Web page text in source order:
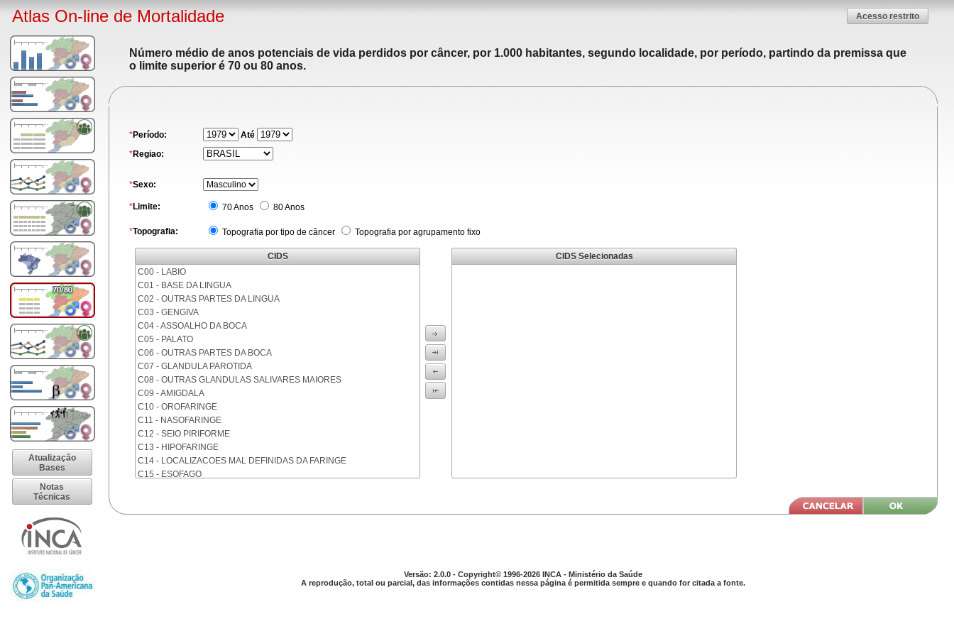
Atlas On-line de Mortalidade Acesso restrito
Atualização
Bases
Notas
Técnicas
Número médio de anos potenciais de vida perdidos por câncer, por 1.000 habitantes, segundo localidade, por período, partindo da premissa que
o limite superior é 70 ou 80 anos.
*Período:
Até
*Regiao:
*Sexo:
*Limite: 70 Anos 80 Anos
*Topografia: Topografia por tipo de câncer Topografia por agrupamento fixo
CIDS
C00 - LABIO
C01 - BASE DA LINGUA
C02 - OUTRAS PARTES DA LINGUA
C03 - GENGIVA
C04 - ASSOALHO DA BOCA
C05 - PALATO
C06 - OUTRAS PARTES DA BOCA
C07 - GLANDULA PAROTIDA
C08 - OUTRAS GLANDULAS SALIVARES MAIORES
C09 - AMIGDALA
C10 - OROFARINGE
C11 - NASOFARINGE
C12 - SEIO PIRIFORME
C13 - HIPOFARINGE
C14 - LOCALIZACOES MAL DEFINIDAS DA FARINGE
C15 - ESOFAGO
C18 - COLON
CIDS Selecionadas
Versão: 2.0.0 - Copyright© 1996-2026 INCA - Ministério da Saúde
A reprodução, total ou parcial, das informações contidas nessa página é permitida sempre e quando for citada a fonte.